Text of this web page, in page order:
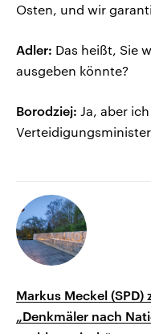
Osten, und wir
Adler: Das heißt, Sie
ausgeben könnte?
Borodziej: Ja, aber
Markus Meckel
„Denkmäler nach